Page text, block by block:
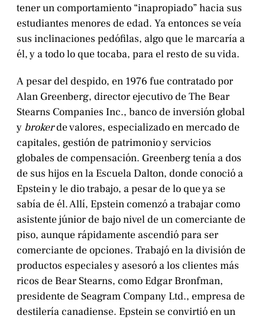
tener un comportamiento “inapropiado” hacia sus
estudiantes menores de edad. Ya entonces se veía
sus inclinaciones pedófilas, algo que le marcaría a
él, y a todo lo que tocaba, para el resto de su vida.
A pesar del despido, en 1976 fue contratado por
Alan Greenberg, director ejecutivo de The Bear
Stearns Companies Inc., banco de inversión global
y brokerde valores, especializado en mercado de
capitales, gestión de patrimonio y servicios
globales de compensación. Greenberg tenía a dos
de sus hijos en la Escuela Dalton, donde conoció a
Epstein y le dio trabajo, a pesar de lo que ya se
sabía de él. Allí, Epstein comenzó a trabajar como
asistente júnior de bajo nivel de un comerciante de
piso, aunque rápidamente ascendió para ser
comerciante de opciones. Trabajó en la división de
productos especiales y asesoró a los clientes más
ricos de Bear Stearns, como Edgar Bronfman,
presidente de Seagram Company Ltd., empresa de
destilería canadiense. Epstein se convirtió en un